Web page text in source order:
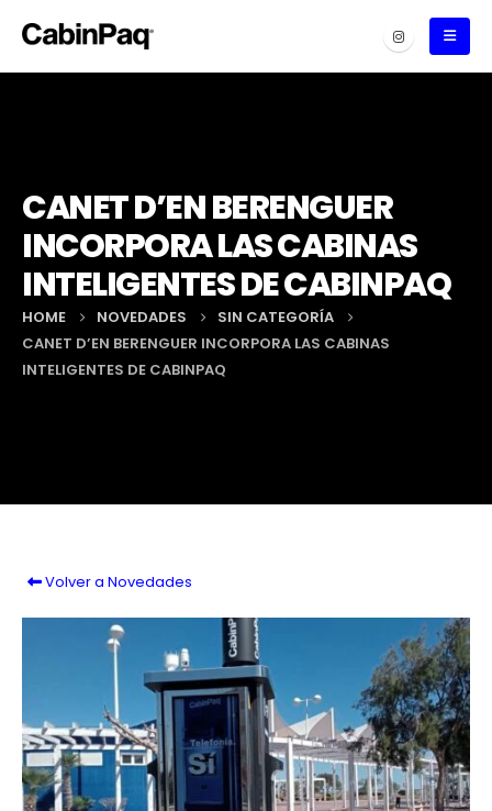
CANET D’EN BERENGUER
INCORPORA LAS CABINAS
INTELIGENTES DE CABINPAQ
HOME NOVEDADES
SIN CATEGORÍA
CANET D’EN BERENGUER INCORPORA LAS CABINAS
INTELIGENTES DE CABINPAQ
Volver a Novedades